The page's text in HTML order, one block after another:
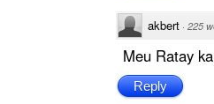
akbert · 225
Meu Ratay
Reply